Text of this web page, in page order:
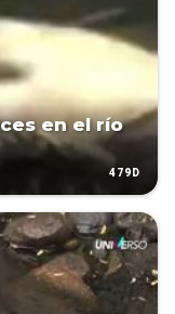
en el río
479D